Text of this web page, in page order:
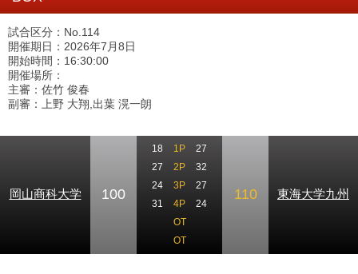
試合区分：No.114
開催期日：2026年7月8日
開始時間：16:30:00
開催場所：
主審：佐竹 俊春
副審：上野 大翔,出葉 滉一朗
岡山商科大学 100
18 1P
27
27
2P
32
24
3P
27
31
4P
24
OT
OT
110 東海大学九州